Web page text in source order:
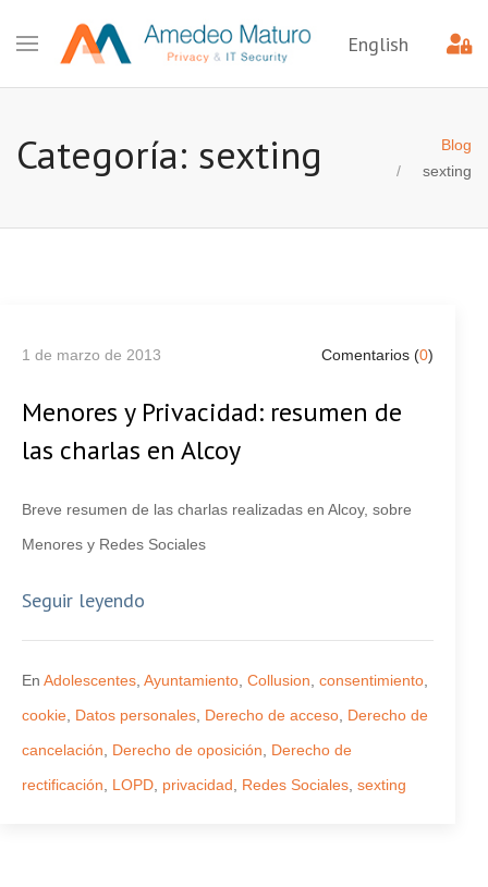
English
Categoría: sexting
Blog
sexting
1 de marzo de 2013 Comentarios (0)
Menores y Privacidad: resumen de
las charlas en Alcoy
Breve resumen de las charlas realizadas en Alcoy, sobre
Menores y Redes Sociales
Seguir leyendo
En Adolescentes Ayuntamiento Collusion consentimiento
cookie Datos personales Derecho de acceso Derecho de
cancelación
Derecho de oposición
Derecho de
rectificación
LOPD privacidad Redes Sociales sexting